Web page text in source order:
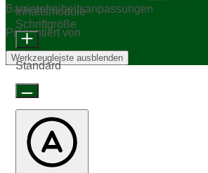
Barrierefreiheitsanpassungen
Präsentiert von
Werkzeugleiste ausblenden
Inhaltsmodule
Schriftgröße
Standard